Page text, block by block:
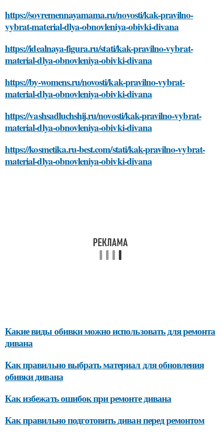
https://sovremennayamama.ru/novosti/kak-pravilno-
vybrat-material-dlya-obnovleniya-obivki-divana
https://idealnaya-figura.ru/stati/kak-pravilno-vybrat-
material-dlya-obnovleniya-obivki-divana
https://by-womens.ru/novosti/kak-pravilno-vybrat-
material-dlya-obnovleniya-obivki-divana
https://vashsadluchshij.ru/novosti/kak-pravilno-vybrat-
material-dlya-obnovleniya-obivki-divana
https://kosmetika.ru-best.com/stati/kak-pravilno-vybrat-
material-dlya-obnovleniya-obivki-divana
Какие виды обивки можно использовать для ремонта
дивана
Как правильно выбрать материал для обновления
обивки дивана
Как избежать ошибок при ремонте дивана
Как правильно подготовить диван перед ремонтом